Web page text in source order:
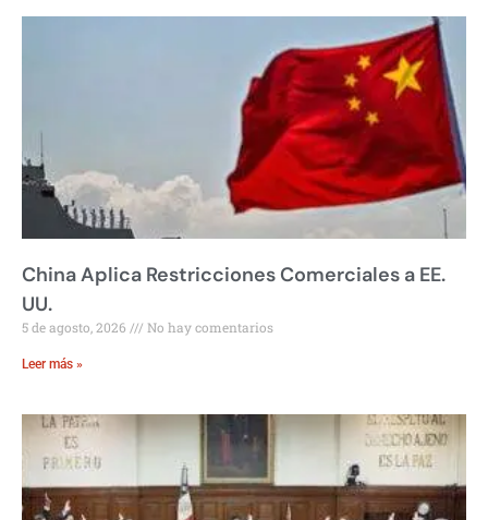
China Aplica Restricciones Comerciales a EE.
UU.
5 de agosto, 2026 No hay comentarios
Leer más »